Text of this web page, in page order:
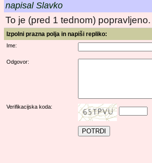
napisal Slavko
To je (pred 1 tednom) popravljeno.
Izpolni prazna polja in napiši repliko:
Ime:
Odgovor:
Verifikacijska koda: